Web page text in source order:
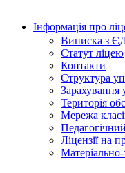
Інформація про
Виписка з
Статут ліцею
Контакти
Структура
Зарахування
Територія
Мережа
Ліцензії на